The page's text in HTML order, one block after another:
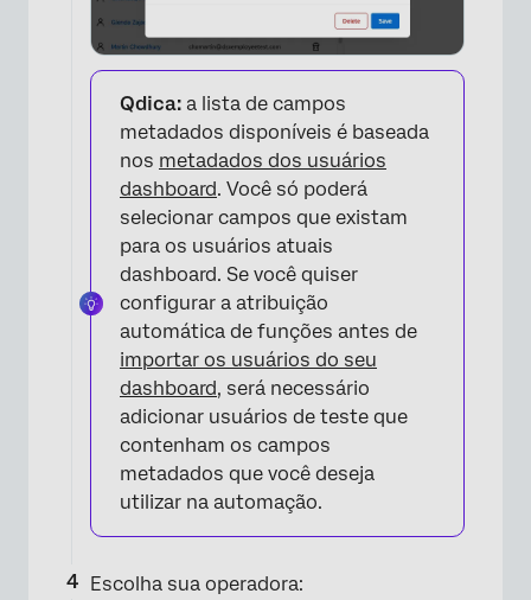
Qdica: a lista de campos
metadados disponíveis é baseada
nos metadados dos usuários
dashboard. Você só poderá
selecionar campos que existam
para os usuários atuais
dashboard. Se você quiser
configurar a atribuição
automática de funções antes de
importar os usuários do seu
dashboard, será necessário
adicionar usuários de teste que
contenham os campos
metadados que você deseja
utilizar na automação.
Escolha sua operadora: